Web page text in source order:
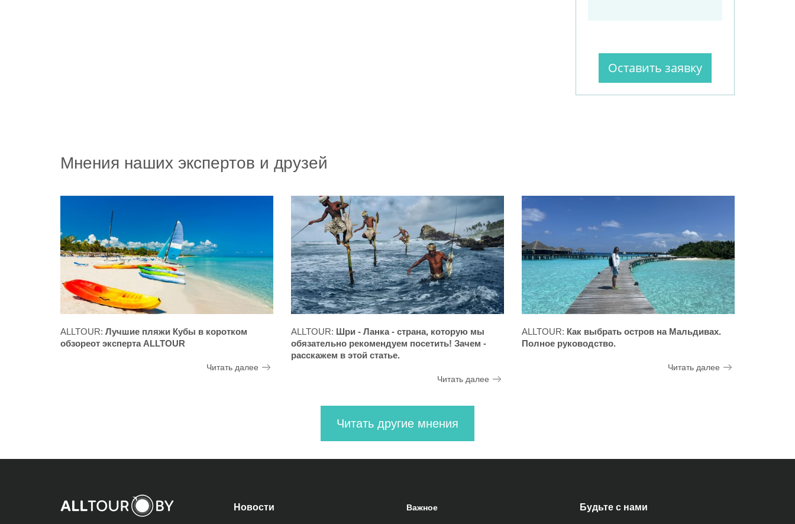
Мнения наших экспертов и друзей
ALLTOUR: Лучшие пляжи Кубы в коротком
обзореот эксперта ALLTOUR
Читать далее
ALLTOUR: Шри - Ланка - страна, которую мы
обязательно рекомендуем посетить! Зачем -
расскажем в этой статье.
Читать далее
ALLTOUR: Как выбрать остров на Мальдивах.
Полное руководство.
Читать далее
Читать другие мнения
Новости Важное Будьте с нами